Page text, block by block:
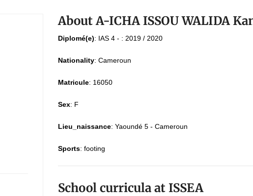
About A-ICHA ISSOU WALIDA
Diplomé(e): IAS 4 - : 2019 / 2020
Nationality: Cameroun
Matricule: 16050
Sex: F
Lieu_naissance: Yaoundé 5 - Cameroun
Sports: footing
School curricula at ISSEA